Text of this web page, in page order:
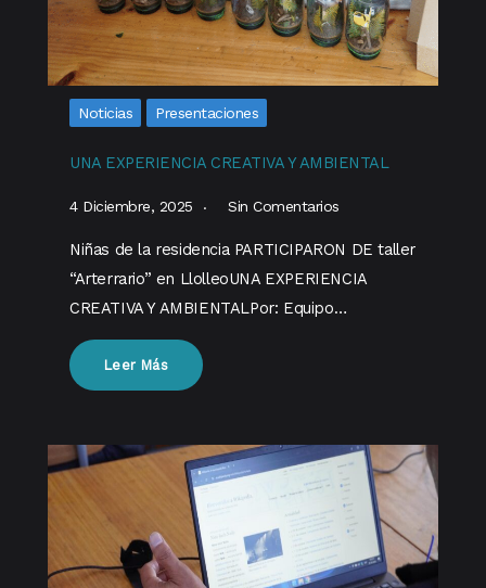
Noticias Presentaciones
UNA EXPERIENCIA CREATIVA Y AMBIENTAL
4 Diciembre, 2025 Sin Comentarios
Niñas de la residencia PARTICIPARON DE taller
“Arterrario” en LlolleoUNA EXPERIENCIA
CREATIVA Y AMBIENTALPor: Equipo…
Leer Más